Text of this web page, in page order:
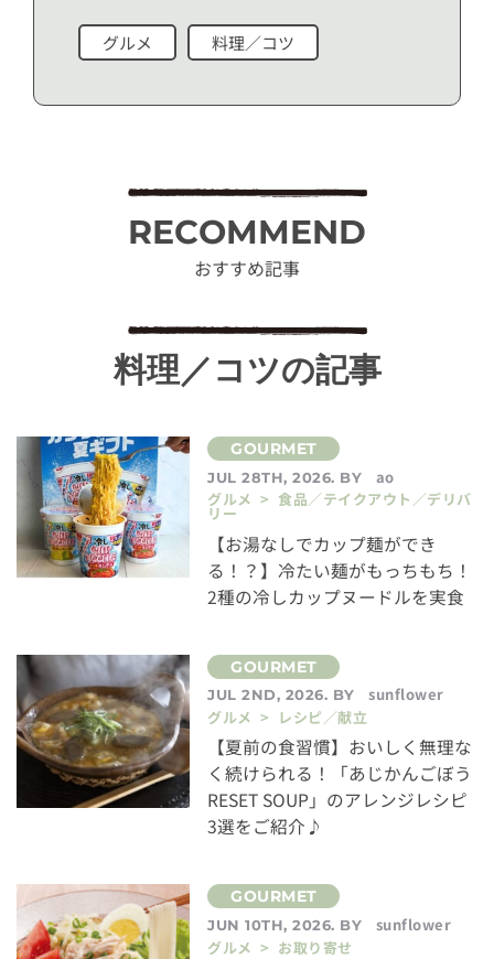
グルメ 料理／コツ
RECOMMEND
おすすめ記事
料理／コツの記事
JUL 28TH, 2026. BY
ao
グルメ > 食品／テイクアウト／デリバ
リー
【お湯なしでカップ麺ができ
る！？】冷たい麺がもっちもち！
2種の冷しカップヌードルを実食
JUL 2ND, 2026. BY
sunflower
グルメ > レシピ／献立
【夏前の食習慣】おいしく無理な
く続けられる！「あじかんごぼう
RESET SOUP」のアレンジレシピ
3選をご紹介♪
JUN 10TH, 2026. BY
sunflower
グルメ > お取り寄せ